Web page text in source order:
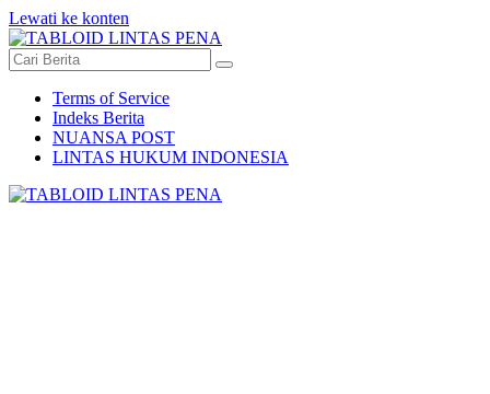
Lewati ke konten
Terms of Service
Indeks Berita
NUANSA POST
LINTAS HUKUM INDONESIA